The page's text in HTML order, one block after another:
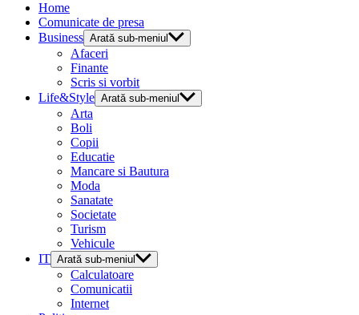
Home
Comunicate de presa
Business Arată sub-meniul
Afaceri
Finante
Scris si vorbit
Life&Style Arată sub-meniul
Arta
Boli
Copii
Educatie
Mancare si Bautura
Moda
Sanatate
Societate
Turism
Vehicule
IT Arată sub-meniul
Calculatoare
Comunicatii
Internet